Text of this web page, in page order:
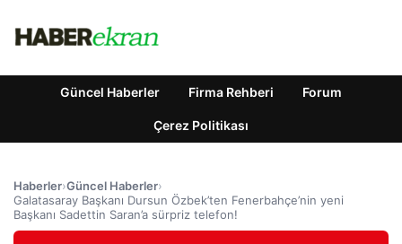
Güncel Haberler Firma Rehberi Forum
Çerez Politikası
Haberler›Güncel Haberler›
Galatasaray Başkanı Dursun Özbek’ten Fenerbahçe’nin yeni
Başkanı Sadettin Saran’a sürpriz telefon!